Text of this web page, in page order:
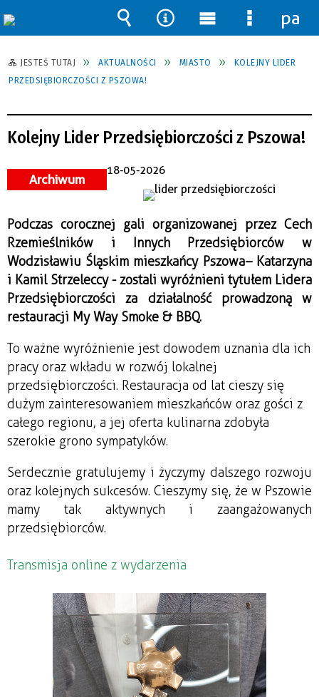
JESTEŚ TUTAJ AKTUALNOŚCI MIASTO
KOLEJNY LIDER
PRZEDSIĘBIORCZOŚCI Z PSZOWA!
Kolejny Lider Przedsiębiorczości z Pszowa!
Archiwum
18-05-2026
Podczas corocznej gali organizowanej przez Cech
Rzemieślników i Innych Przedsiębiorców w
Wodzisławiu Śląskim mieszkańcy Pszowa– Katarzyna
i Kamil Strzeleccy - zostali wyróżnieni tytułem Lidera
Przedsiębiorczości za działalność prowadzoną w
restauracji My Way Smoke & BBQ.
To ważne wyróżnienie jest dowodem uznania dla ich
pracy oraz wkładu w rozwój lokalnej
przedsiębiorczości. Restauracja od lat cieszy się
dużym zainteresowaniem mieszkańców oraz gości z
całego regionu, a jej oferta kulinarna zdobyła
szerokie grono sympatyków.
Serdecznie gratulujemy i życzymy dalszego rozwoju
oraz kolejnych sukcesów. Cieszymy się, że w Pszowie
mamy tak aktywnych i zaangażowanych
przedsiębiorców.
Transmisja online z wydarzenia
Wyszukiwarka
Narzędzia
Menu
główne
Menu